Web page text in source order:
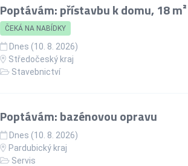
Poptávám: přístavbu k domu, 18 m²
ČEKÁ NA NABÍDKY
Dnes (10. 8. 2026)
Středočeský kraj
Stavebnictví
Poptávám: bazénovou opravu
Dnes (10. 8. 2026)
Pardubický kraj
Servis